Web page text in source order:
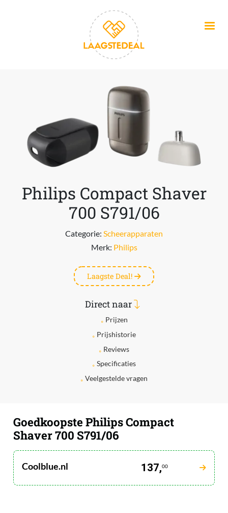
Philips Compact Shaver
700 S791/06
Categorie: Scheerapparaten
Merk: Philips
Laagste Deal!
Direct naar
Prijzen
Prijshistorie
Reviews
Specificaties
Veelgestelde vragen
Goedkoopste Philips Compact
Shaver 700 S791/06
Coolblue.nl 137,00